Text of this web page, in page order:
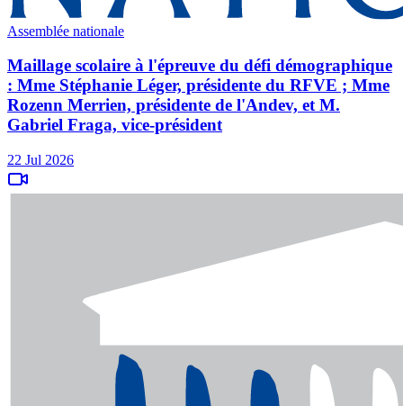
Assemblée nationale
Maillage scolaire à l'épreuve du défi démographique
: Mme Stéphanie Léger, présidente du RFVE ; Mme
Rozenn Merrien, présidente de l'Andev, et M.
Gabriel Fraga, vice-président
22 Jul 2026